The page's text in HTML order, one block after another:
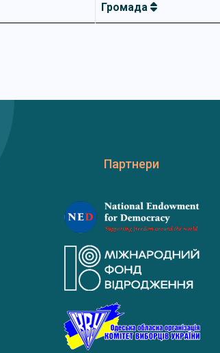
Громада
Партнери